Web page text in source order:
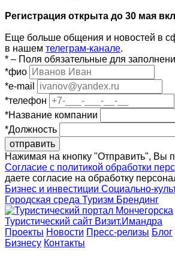
Регистрация открыта до 30 мая
Еще больше общения и новостей в
в нашем телеграм-канале.
* – Поля обязательные для
*фио
*e-mail
*телефон
*Название компании
*Должность
отправить
Нажимая на кнопку "Отправить", Вы
Согласие с политикой обработки
даете согласие на обработку
Бизнес и инвестиции Социально-
Городская среда Туризм Брендинг
Туристический сайт Визит.Имандра
Проекты Новости Пресс-релизы Блог
Бизнесу Контакты